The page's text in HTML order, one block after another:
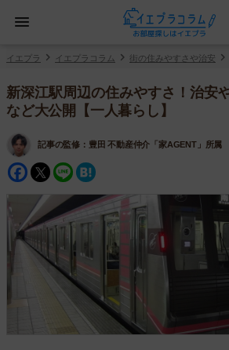
イエプラ イエプラコラム 街の住みやすさや治安
新深江駅周辺の住みやすさ！治安
など大公開【一人暮らし】
記事の監修： 豊田 不動産仲介「家AGENT」所属
Facebook
Twitter
Line